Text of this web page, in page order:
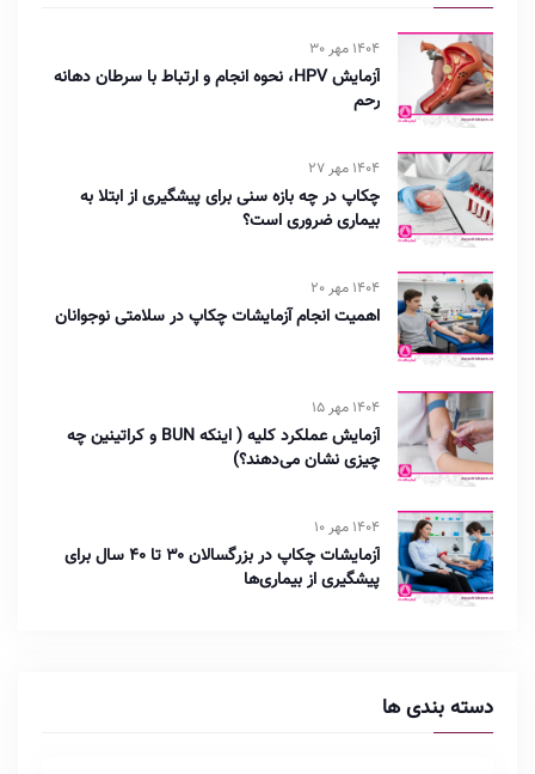
1404 مهر 30
آزمایش HPV، نحوه انجام و ارتباط با سرطان دهانه
رحم
1404 مهر 27
چکاپ در چه بازه سنی برای پیشگیری از ابتلا به
بیماری ضروری است؟
1404 مهر 20
اهمیت انجام آزمایشات چکاپ در سلامتی نوجوانان
1404 مهر 15
آزمایش عملکرد کلیه ( اینکه BUN و کراتینین چه
چیزی نشان می‌دهند؟)
1404 مهر 10
آزمایشات چکاپ در بزرگسالان ۳۰ تا ۴۰ سال برای
پیشگیری از بیماری‌ها
دسته بندی ها